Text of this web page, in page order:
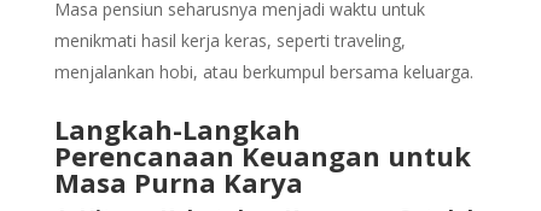
Masa pensiun seharusnya menjadi waktu untuk
menikmati hasil kerja keras, seperti traveling,
menjalankan hobi, atau berkumpul bersama keluarga.
Langkah-Langkah
Perencanaan Keuangan untuk
Masa Purna Karya